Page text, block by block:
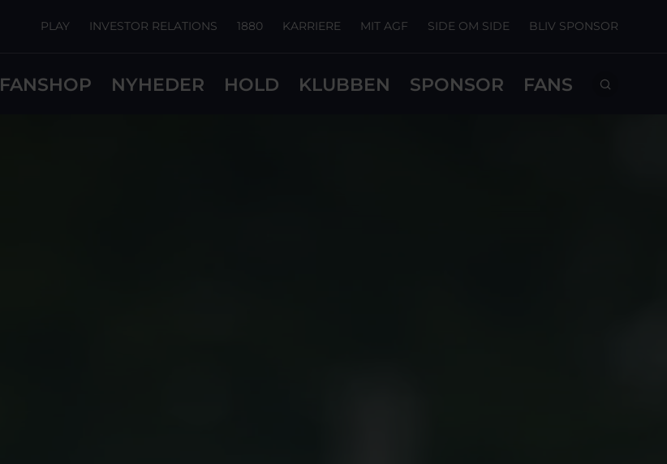
FANSHOP NYHEDER HOLD KLUBBEN SPONSOR FANS
PLAY INVESTOR RELATIONS 1880 KARRIERE MIT AGF SIDE OM SIDE BLIV SPONSOR